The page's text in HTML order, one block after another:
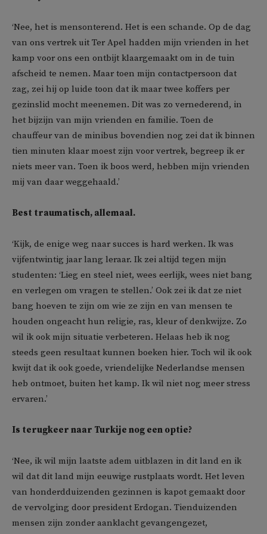
‘Nee, het is mensonterend. Het is een schande. Op de dag
van ons vertrek uit Ter Apel hadden mijn vrienden in het
kamp voor ons een ontbijt klaargemaakt om in de tuin
afscheid te nemen. Maar toen mijn contactpersoon dat
zag, zei hij op luide toon dat ik maar twee koffers per
gezinslid mocht meenemen. Dit was zo vernederend, in
het bijzijn van mijn vrienden en familie. Toen de
chauffeur van de minibus bovendien nog zei dat ik binnen
tien minuten klaar moest zijn voor vertrek, begreep ik er
niets meer van. Toen ik boos werd, hebben mijn vrienden
mij van daar weggehaald.’
Best traumatisch, allemaal.
‘Kijk, de enige weg naar succes is hard werken. Ik was
vijfentwintig jaar lang leraar. Ik zei altijd tegen mijn
studenten: ‘Lieg en steel niet, wees eerlijk, wees niet bang
en verlegen om vragen te stellen.’ Ook zei ik dat ze niet
bang hoeven te zijn om wie ze zijn en van mensen te
houden ongeacht hun religie, ras, kleur of denkwijze. Zo
wil ik ook mijn situatie verbeteren. Helaas heb ik nog
steeds geen resultaat kunnen boeken hier. Toch wil ik ook
kwijt dat ik ook goede, vriendelijke Nederlandse mensen
heb ontmoet, buiten het kamp. Ik wil niet nog meer stress
ervaren.’
Is terugkeer naar Turkije nog een optie?
‘Nee, ik wil mijn laatste adem uitblazen in dit land en ik
wil dat dit land mijn eeuwige rustplaats wordt. Het leven
van honderdduizenden gezinnen is kapot gemaakt door
de vervolging door president Erdogan. Tienduizenden
mensen zijn zonder aanklacht gevangengezet,